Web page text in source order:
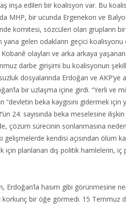
inşa edilen bir koalisyon var. Bu
MHP, bir ucunda Ergenekon ve
komitesi, sözcüleri olan grupların
yana gelen odakların geçici
olayları ve arka arkaya yaşanan
darbe girişimi bu koalisyonun
dosyalarında Erdoğan ve AKP’ye
bir uzlaşma içine girdi. “Yerli ve
beka kaygısını gidermek için
’ün 24. sayısında beka meselesine
çözüm sürecinin sonlanmasına
gelişmelerde kendisi açısından ölüm
planlanan dış politik hamlelerin, iç
Erdoğan’la hasım gibi görünmesine
korkunç bir öğe görmedi. 15 Temmuz